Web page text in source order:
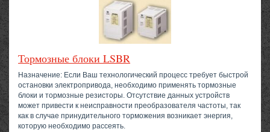
Тормозные блоки LSBR
Назначение: Если Ваш технологический процесс требует быстрой
остановки электропривода, необходимо применять тормозные
блоки и тормозные резисторы. Отсутствие данных устройств
может привести к неисправности преобразователя частоты, так
как в случае принудительного торможения возникает энергия,
которую необходимо рассеять.